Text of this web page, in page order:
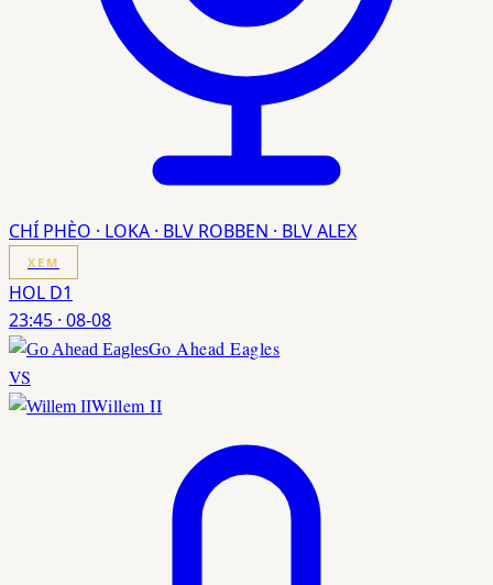
CHÍ PHÈO · LOKA · BLV ROBBEN · BLV ALEX
XEM
HOL D1
23:45 · 08-08
Go Ahead Eagles
VS
Willem II